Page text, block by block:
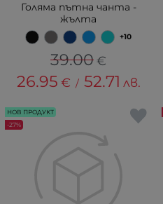
Голяма пътна чанта -
жълта
+10
39.00€
26.95 € / 52.71 лв.
НОВ ПРОДУКТ
-27%